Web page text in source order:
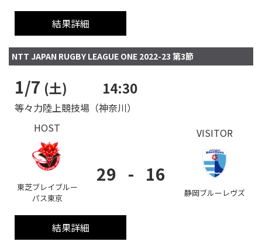
結果詳細
NTT JAPAN RUGBY LEAGUE ONE 2022-23 第3節
1/7 (土) 14:30
等々力陸上競技場（神奈川）
HOST
東芝ブレイブルー
パス東京
29 - 16
VISITOR
静岡ブルーレヴズ
結果詳細